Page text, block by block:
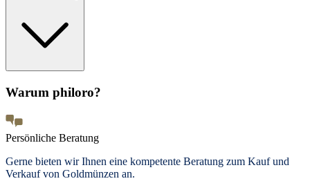
Warum philoro?
Persönliche Beratung
Gerne bieten wir Ihnen eine kompetente Beratung zum Kauf und
Verkauf von Goldmünzen an.